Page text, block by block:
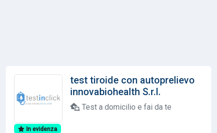
test tiroide con autoprelievo
innovabiohealth S.r.l.
Test a domicilio e fai da te
In evidenza